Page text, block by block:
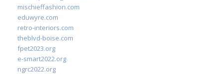
mischieffashion.com
eduwyre.com
retro-interiors.com
theblvd-boise.com
fpet2023.org
e-smart2022.org
ngrc2022.org